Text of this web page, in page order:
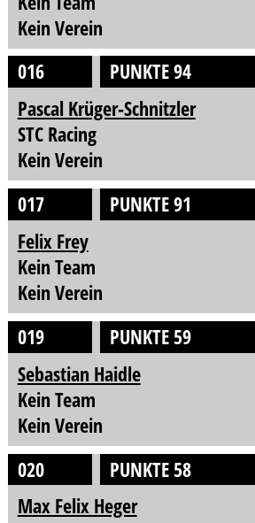
Kein Verein
016
PUNKTE 94
Pascal Krüger-Schnitzler
STC Racing
Kein Verein
017
PUNKTE 91
Felix Frey
Kein Team
Kein Verein
019
PUNKTE 59
Sebastian Haidle
Kein Team
Kein Verein
020
PUNKTE 58
Max Felix Heger